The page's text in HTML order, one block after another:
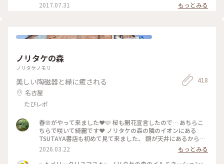
2017.07.31
もっとみる
ノリタケの森
ノリタケノモリ
美しい陶磁器と緑に癒される
名古屋
たびレポ
418
春🌸がやって来ました❤️🩷 桜も開花宣言したので… あちらこ
ちらで咲いて綺麗です❤️ ノリタケの森の隣のイオンにある
TSUTAYA書店も初めて見て来ました、 鏡が天井にあるから倍
になって本📗が見える❗ #名古屋 #桜 #春色さがし イオンからル
ーセントタワーに向かうと名古屋駅の地下街が近いです☺️
2026.03.22
もっとみる